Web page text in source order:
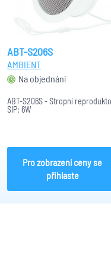
ABT-S206S
AMBIENT
Na objednání
ABT-S206S - Stropní
SIP: 6W
Pro zobrazení ceny se
přihlaste